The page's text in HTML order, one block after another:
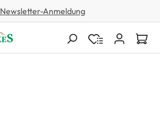
Newsletter-Anmeldung